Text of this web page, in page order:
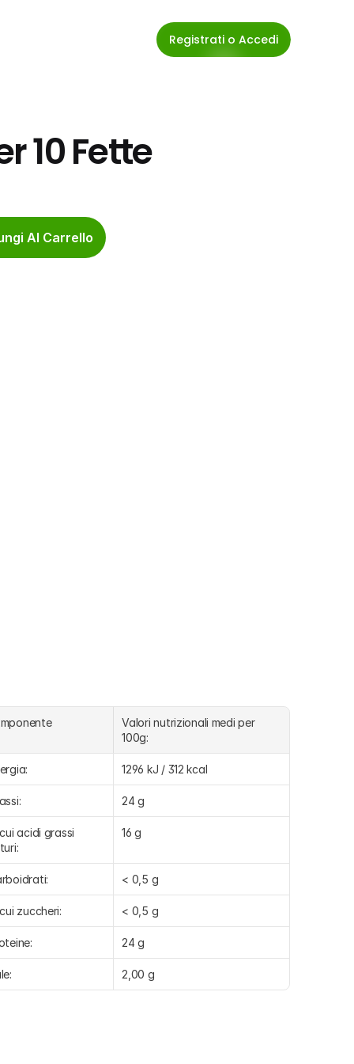
Registrati o Accedi
10 Fette
Al Carrello
Valori nutrizionali medi per
100g:
1296 kJ / 312 kcal
24 g
acidi grassi
16 g
< 0,5 g
zuccheri: < 0,5 g
24 g
2,00 g